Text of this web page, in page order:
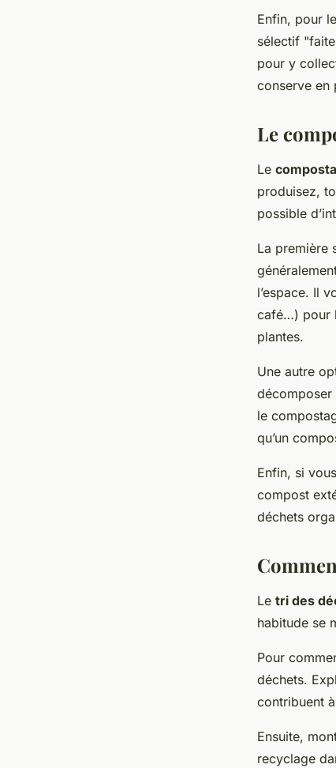
Enfin, pour
sélectif
pour y
conserve en
Le
Le
produisez,
possible
La première
l’espace. Il
café…) pour
plantes.
Une autre
décomposer
le
qu’un
Enfin, si
compost
déchets
Le tri des
habitude se
Pour
déchets.
contribuent
Ensuite,
recyclage